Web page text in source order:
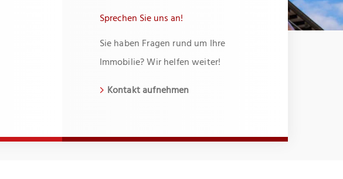
Sprechen Sie uns an!
Sie haben Fragen rund um Ihre
Immobilie? Wir helfen weiter!
Kontakt aufnehmen